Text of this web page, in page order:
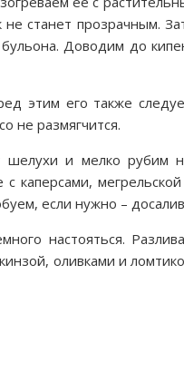
станет прозрачным.
Доводим до
этим его также
не размягчится.
и мелко рубим
каперсами,
если нужно –
настояться.
оливками и